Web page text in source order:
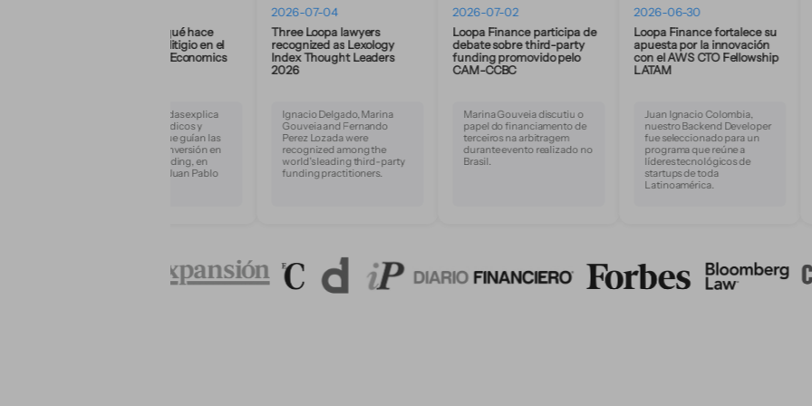
financiable un litigio en el
podcast de FK Economics
económicos que guían las
decisiones de inversión en
2026-07-04
Three Loopa lawyers
recognized as Lexology
Index Thought Leaders
Ignacio Delgado, Marina
Gouveia and Fernando
Perez Lozada were
recognized among the
world's leading third-party
funding practitioners.
2026-07-02
Loopa Finance participa de
debate sobre third-party
funding promovido pelo
CAM-CCBC
Marina Gouveia discutiu o
papel do financiamento de
terceiros na arbitragem
durante evento realizado no
2026-06-30
Loopa Finance fortalece su
apuesta por la innovación
con el AWS CTO Fellowship
Juan Ignacio Colombia,
nuestro Backend Developer
fue seleccionado para un
programa que reúne a
líderes tecnológicos de
startups de toda
Latinoamérica.
2026-
Loopa
its
and
The
Latin
Band
four